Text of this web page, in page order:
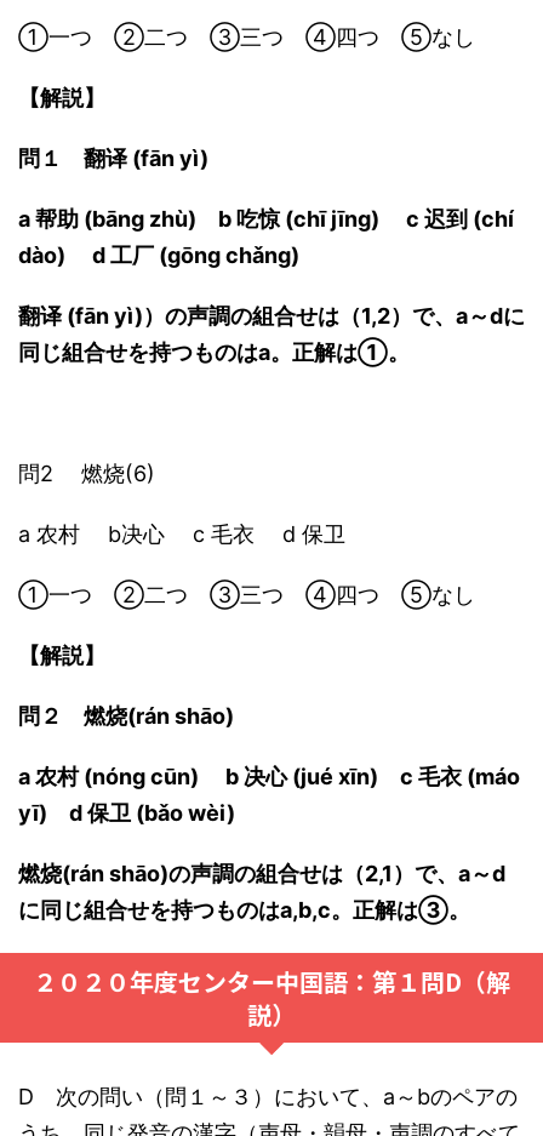
①一つ ②二つ ③三つ ④四つ ⑤なし
【解説】
問１ 翻译 (fān yì)
a 帮助 (bāng zhù) b 吃惊 (chī jīng) c 迟到 (chí
dào) d 工厂 (gōng chǎng)
翻译 (fān yì)）の声調の組合せは（1,2）で、a～dに
同じ組合せを持つものはa。正解は①。
問2 燃烧(6)
a 农村 b决心 c 毛衣 d 保卫
①一つ ②二つ ③三つ ④四つ ⑤なし
【解説】
問２ 燃烧(rán shāo)
a 农村 (nóng cūn) b 决心 (jué xīn) c 毛衣 (máo
yī) d 保卫 (bǎo wèi)
燃烧(rán shāo)の声調の組合せは（2,1）で、a～d
に同じ組合せを持つものはa,b,c。正解は③。
２０２０年度センター中国語：第１問D（解
説）
D 次の問い（問１～３）において、a～bのペアの